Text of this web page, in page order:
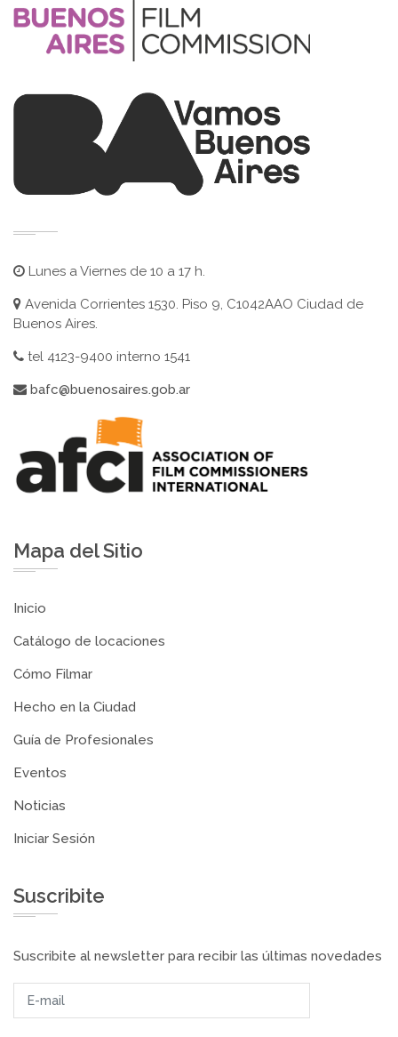
Lunes a Viernes de 10 a 17 h.
Avenida Corrientes 1530. Piso 9, C1042AAO Ciudad de
Buenos Aires.
tel 4123-9400 interno 1541
bafc@buenosaires.gob.ar
Mapa del Sitio
Inicio
Catálogo de locaciones
Cómo Filmar
Hecho en la Ciudad
Guía de Profesionales
Eventos
Noticias
Iniciar Sesión
Suscribite
Suscribite al newsletter para recibir las últimas novedades